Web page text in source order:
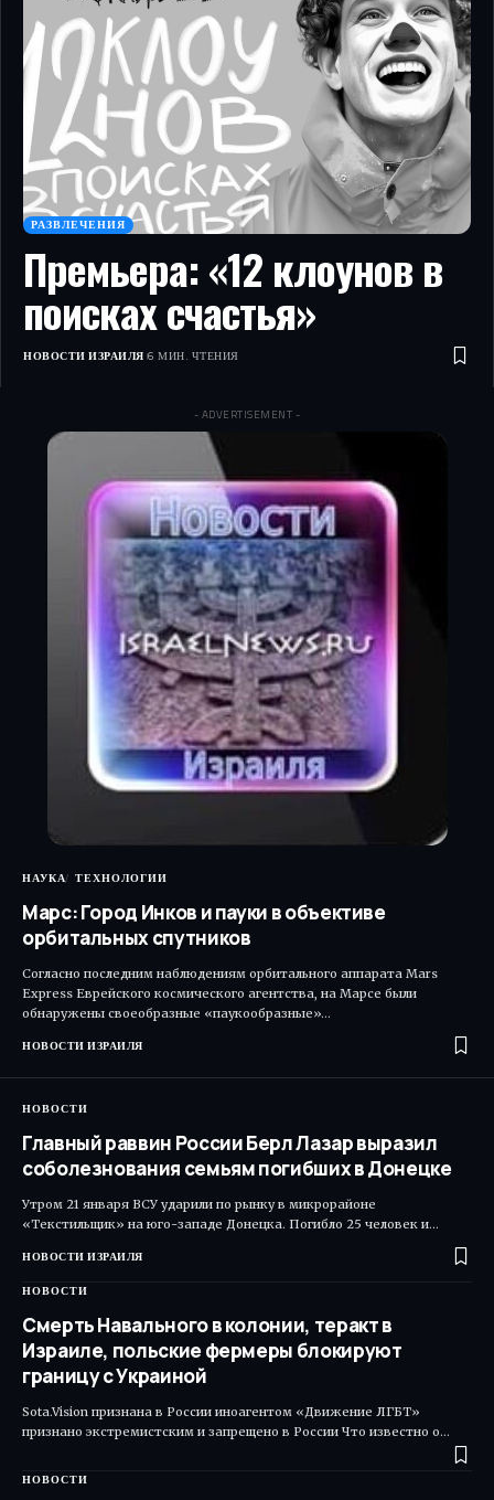
РАЗВЛЕЧЕНИЯ
Премьера: «12 клоунов в
поисках счастья»
НОВОСТИ ИЗРАИЛЯ 6 МИН. ЧТЕНИЯ
- ADVERTISEMENT -
НАУКА ТЕХНОЛОГИИ
Марс: Город Инков и пауки в объективе
орбитальных спутников
Согласно последним наблюдениям орбитального аппарата Mars
Express Еврейского космического агентства, на Марсе были
обнаружены своеобразные «паукообразные»…
НОВОСТИ ИЗРАИЛЯ
НОВОСТИ
Главный раввин России Берл Лазар выразил
соболезнования семьям погибших в Донецке
Утром 21 января ВСУ ударили по рынку в микрорайоне
«Текстильщик» на юго-западе Донецка. Погибло 25 человек и…
НОВОСТИ ИЗРАИЛЯ
НОВОСТИ
Смерть Навального в колонии, теракт в
Израиле, польские фермеры блокируют
границу с Украиной
Sota.Vision признана в России иноагентом «Движение ЛГБТ»
признано экстремистским и запрещено в России Что известно о…
НОВОСТИ